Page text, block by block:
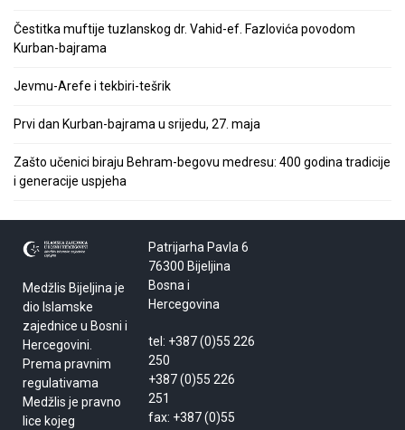
Čestitka muftije tuzlanskog dr. Vahid-ef. Fazlovića povodom
Kurban-bajrama
Jevmu-Arefe i tekbiri-tešrik
Prvi dan Kurban-bajrama u srijedu, 27. maja
Zašto učenici biraju Behram-begovu medresu: 400 godina tradicije
i generacije uspjeha
Medžlis Bijeljina je
dio Islamske
zajednice u Bosni i
Hercegovini.
Prema pravnim
regulativama
Medžlis je pravno
lice kojeg
Patrijarha Pavla 6
76300 Bijeljina
Bosna i
Hercegovina
tel: +387 (0)55 226
250
+387 (0)55 226
251
fax: +387 (0)55